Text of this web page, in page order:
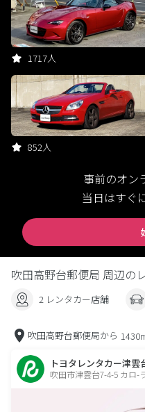
1717人
852人
事前のオン
当日はすぐ
吹田高野台郵便局 周辺の
2 レンタカー店舗
吹田高野台郵便局から
トヨタレンタカー津雲
吹田市津雲台7-4-5 カロ-